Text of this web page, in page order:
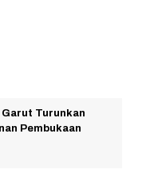
Turunkan
Pembukaan